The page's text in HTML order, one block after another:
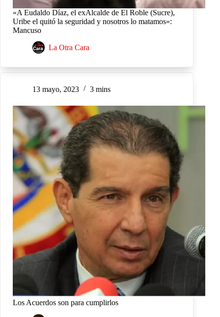
«A Eudaldo Díaz, el exAlcalde de El Roble (Sucre),
Uribe el quitó la seguridad y nosotros lo matamos»:
Mancuso
La Otra Cara
13 mayo, 2023 3 mins
Los Acuerdos son para cumplirlos